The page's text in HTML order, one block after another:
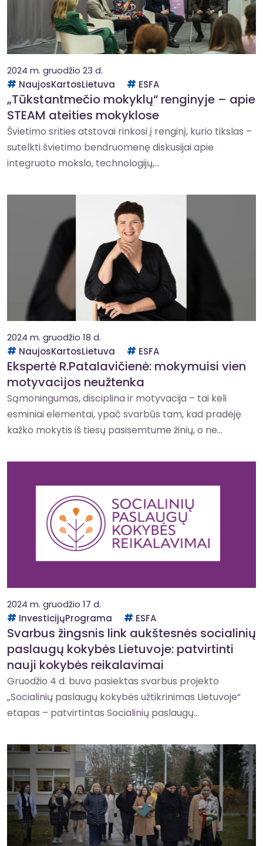
2024 m. gruodžio 23 d.
NaujosKartosLietuva
ESFA
„Tūkstantmečio mokyklų“ renginyje – apie
STEAM ateities mokyklose
Švietimo srities atstovai rinkosi į renginį, kurio tikslas –
sutelkti švietimo bendruomenę diskusijai apie
integruoto mokslo, technologijų,...
2024 m. gruodžio 18 d.
NaujosKartosLietuva
ESFA
Ekspertė R.Patalavičienė: mokymuisi vien
motyvacijos neužtenka
Sąmoningumas, disciplina ir motyvacija – tai keli
esminiai elementai, ypač svarbūs tam, kad pradėję
kažko mokytis iš tiesų pasisemtume žinių, o ne...
2024 m. gruodžio 17 d.
InvesticijųPrograma
ESFA
Svarbus žingsnis link aukštesnės socialinių
paslaugų kokybės Lietuvoje: patvirtinti
nauji kokybės reikalavimai
Gruodžio 4 d. buvo pasiektas svarbus projekto
„Socialinių paslaugų kokybės užtikrinimas Lietuvoje“
etapas – patvirtintas Socialinių paslaugų...